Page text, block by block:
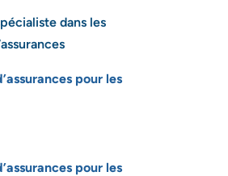
dans les
pour les
pour les